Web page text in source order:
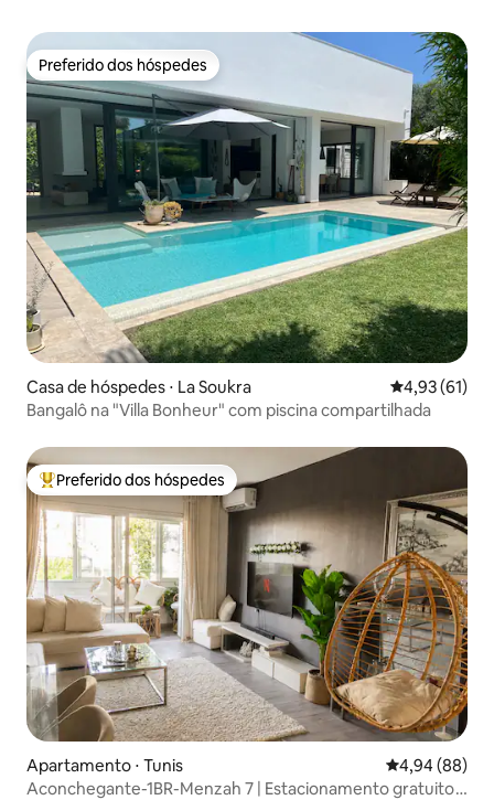
Preferido dos hóspedes
Preferido dos hóspedes
Casa de hóspedes ⋅ La Soukra 4,93 de uma
4,93 (61)
Bangalô na "Villa Bonheur" com piscina compartilhada
Entre os melhores preferidos dos hóspedes
Preferido dos hóspedes
Apartamento ⋅ Tunis 4,94 de uma
4,94 (88)
Aconchegante-1BR-Menzah 7 | Estacionamento gratuito